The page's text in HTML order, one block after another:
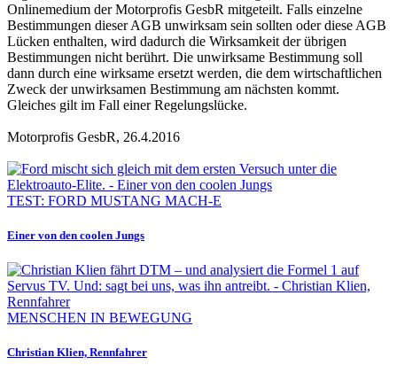
Onlinemedium der Motorprofis GesbR mitgeteilt. Falls einzelne
Bestimmungen dieser AGB unwirksam sein sollten oder diese AGB
Lücken enthalten, wird dadurch die Wirksamkeit der übrigen
Bestimmungen nicht berührt. Die unwirksame Bestimmung soll
dann durch eine wirksame ersetzt werden, die dem wirtschaftlichen
Zweck der unwirksamen Bestimmung am nächsten kommt.
Gleiches gilt im Fall einer Regelungslücke.
Motorprofis GesbR, 26.4.2016
TEST: FORD MUSTANG MACH-E
Einer von den coolen Jungs
MENSCHEN IN BEWEGUNG
Christian Klien, Rennfahrer